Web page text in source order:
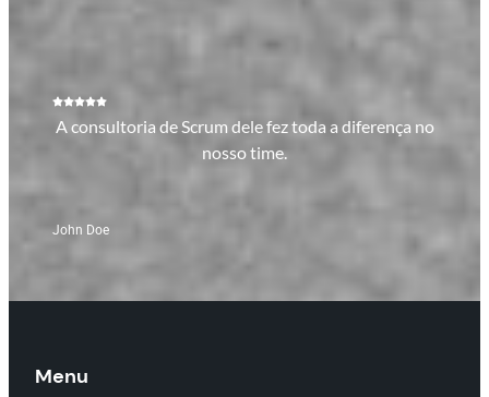
A consultoria de Scrum dele fez toda a diferença no
nosso time.
John Doe
Menu